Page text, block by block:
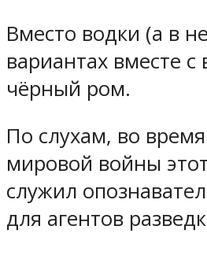
Вместо водки (а в
вариантах вместе с
чёрный ром.
По слухам, во
мировой войны
служил
для агентов